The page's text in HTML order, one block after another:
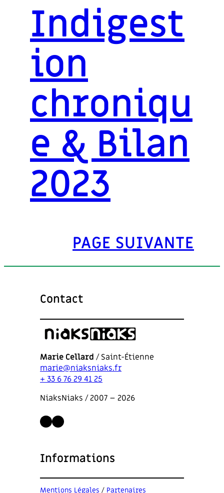
Indigest
ion
chroniqu
e & Bilan
2023
PAGE SUIVANTE
Contact
Marie Cellard / Saint-Étienne
marie@niaksniaks.fr
+ 33 6 76 29 41 25
NiaksNiaks / 2007 – 2026
LinkedIn
Instagram
Informations
Mentions Légales / Partenaires